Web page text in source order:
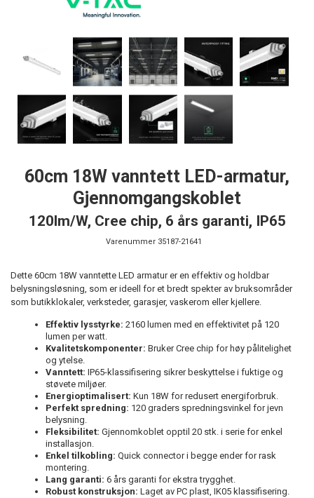
60cm 18W vanntett LED-armatur,
Gjennomgangskoblet
120lm/W, Cree chip, 6 års garanti, IP65
Varenummer 35187-21641
Dette 60cm 18W vanntette LED armatur er en effektiv og holdbar
belysningsløsning, som er ideell for et bredt spekter av bruksområder
som butikklokaler, verksteder, garasjer, vaskerom eller kjellere.
Effektiv lysstyrke: 2160 lumen med en effektivitet på 120
lumen per watt.
Kvalitetskomponenter: Bruker Cree chip for høy pålitelighet
og ytelse.
Vanntett: IP65-klassifisering sikrer beskyttelse i fuktige og
støvete miljøer.
Energioptimalisert: Kun 18W for redusert energiforbruk.
Perfekt spredning: 120 graders spredningsvinkel for jevn
belysning.
Fleksibilitet: Gjennomkoblet opptil 20 stk. i serie for enkel
installasjon.
Enkel tilkobling: Quick connector i begge ender for rask
montering.
Lang garanti: 6 års garanti for ekstra trygghet.
Robust konstruksjon: Laget av PC plast, IK05 klassifisering.